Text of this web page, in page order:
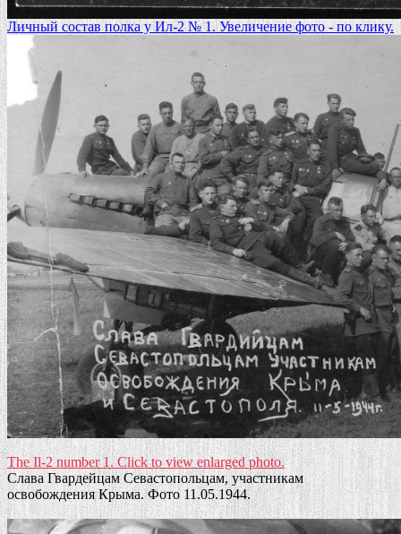
Личный состав полка у Ил-2 № 1. Увеличение фото - по клику.
The Il-2 number 1. Click to view enlarged photo.
Слава Гвардейцам Севастопольцам, участникам
освобождения Крыма. Фото 11.05.1944.